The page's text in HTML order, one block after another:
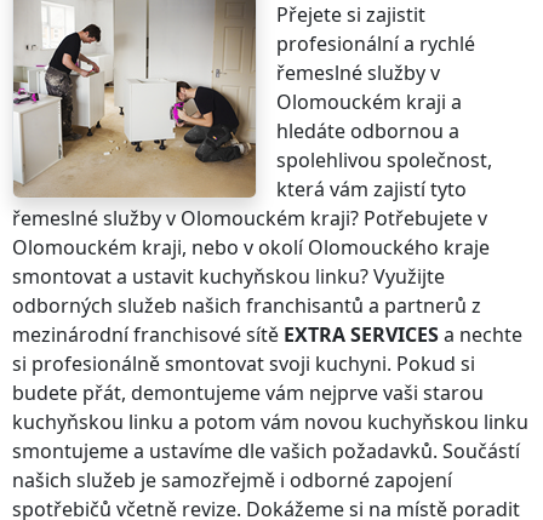
Přejete si zajistit
profesionální a rychlé
řemeslné službyv
Olomouckém kraji a
hledáte odbornou a
spolehlivou společnost,
která vám zajistí tyto
řemeslné službyv Olomouckém kraji? Potřebujetev
Olomouckém kraji, nebo v okolíOlomouckého kraje
smontovat a ustavit kuchyňskou linku? Využijte
odborných služeb našich franchisantů a partnerů z
mezinárodní franchisové sítě EXTRA SERVICESa nechte
si profesionálně smontovat svoji kuchyni. Pokud si
budete přát, demontujeme vám nejprve vaši starou
kuchyňskou linku a potom vám novou kuchyňskou linku
smontujeme a ustavíme dle vašich požadavků. Součástí
našich služeb je samozřejmě i odborné zapojení
spotřebičů včetně revize. Dokážeme si na místě poradit